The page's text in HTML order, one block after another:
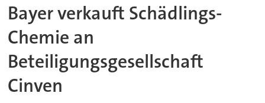
Bayer verkauft Schädlings-
Chemie an
Beteiligungsgesellschaft
Cinven